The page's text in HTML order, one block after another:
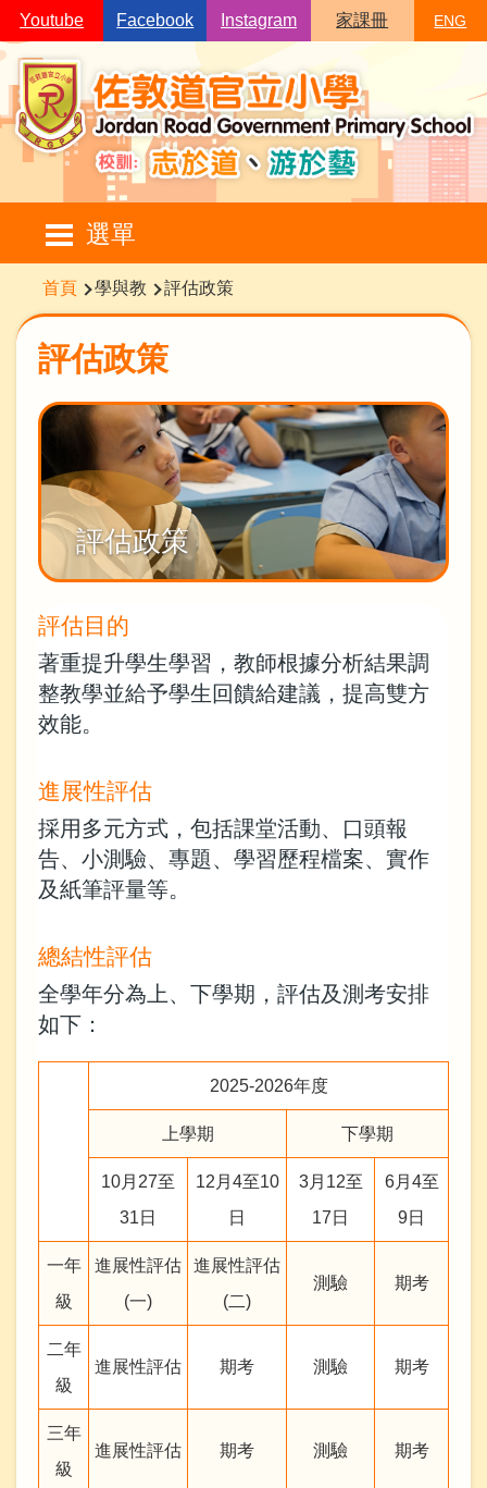
移至主內容
Youtube Facebook Instagram 家課冊 ENG
選單
Main
navigation
導
航
連
結
首頁 學與教 評估政策
評估政策
評估政策
評估目的
著重提升學生學習，教師根據分析結果調
整教學並給予學生回饋給建議，提高雙方
效能。
進展性評估
採用多元方式，包括課堂活動、口頭報
告、小測驗、專題、學習歷程檔案、實作
及紙筆評量等。
總結性評估
全學年分為上、下學期，評估及測考安排
如下：
2025-2026年度
上學期 下學期
10月27至
31日
12月4至10
日
3月12至
17日
6月4至
9日
一年
級
進展性評估
(一)
進展性評估
(二)
測驗 期考
二年
級
進展性評估 期考 測驗 期考
三年
級
進展性評估 期考 測驗 期考